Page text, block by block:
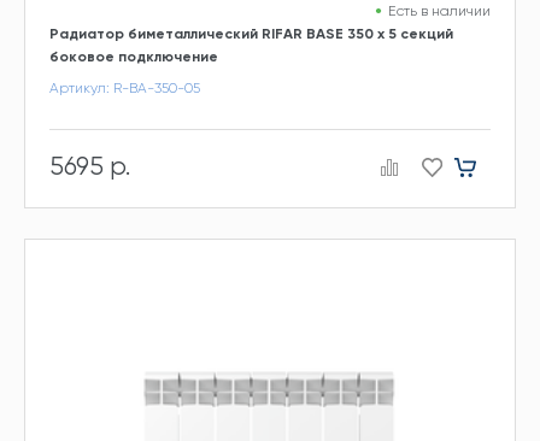
Есть в наличии
Радиатор биметаллический RIFAR BASE 350 х 5 секций
боковое подключение
Артикул: R-BA-350-05
5695 р.